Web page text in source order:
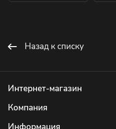
Назад к списку
Интернет-магазин
Компания